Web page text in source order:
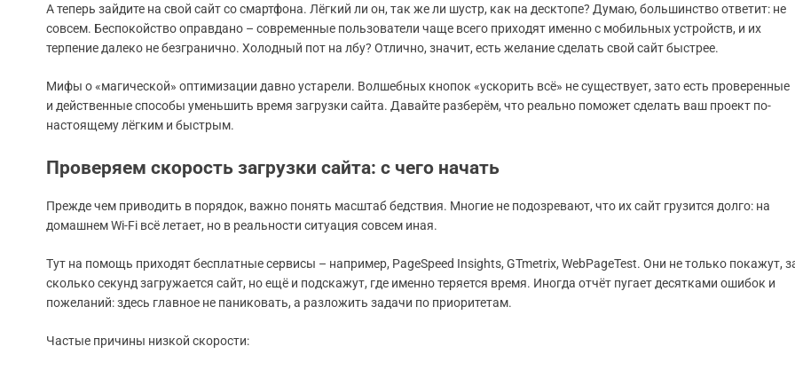
А теперь зайдите на свой сайт со смартфона. Лёгкий ли он, так же ли шустр, как на десктопе? Думаю, большинство ответит: не
совсем. Беспокойство оправдано – современные пользователи чаще всего приходят именно с мобильных устройств, и их
терпение далеко не безгранично. Холодный пот на лбу? Отлично, значит, есть желание сделать свой сайт быстрее.
Мифы о «магической» оптимизации давно устарели. Волшебных кнопок «ускорить всё» не существует, зато есть проверенные
и действенные способы уменьшить время загрузки сайта. Давайте разберём, что реально поможет сделать ваш проект по-
настоящему лёгким и быстрым.
Проверяем скорость загрузки сайта: с чего начать
Прежде чем приводить в порядок, важно понять масштаб бедствия. Многие не подозревают, что их сайт грузится долго: на
домашнем Wi-Fi всё летает, но в реальности ситуация совсем иная.
Тут на помощь приходят бесплатные сервисы – например, PageSpeed Insights, GTmetrix, WebPageTest. Они не только покажут,
сколько секунд загружается сайт, но ещё и подскажут, где именно теряется время. Иногда отчёт пугает десятками ошибок и
пожеланий: здесь главное не паниковать, а разложить задачи по приоритетам.
Частые причины низкой скорости: